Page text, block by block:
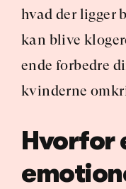
hvad der ligger
kan blive
ende forbedre
kvinderne
Hvorfor